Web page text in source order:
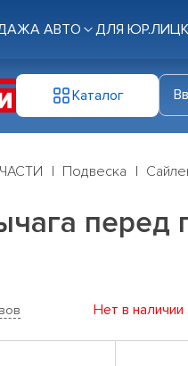
АВТО ДЛЯ ЮР.ЛИЦ
Каталог
Подвеска
перед
Нет в наличии